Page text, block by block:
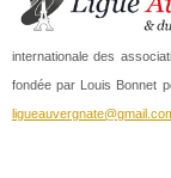
internationale des
fondée par Louis Bonnet